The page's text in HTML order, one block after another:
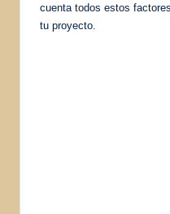
cuenta todos estos
tu proyecto.